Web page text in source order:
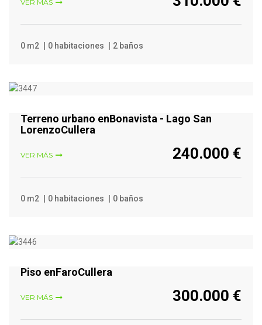
VER MÁS
0 m2 0 habitaciones 2 baños
Terreno urbano enBonavista - Lago San
LorenzoCullera
VER MÁS 240.000 €
0 m2 0 habitaciones 0 baños
Piso enFaroCullera
VER MÁS 300.000 €